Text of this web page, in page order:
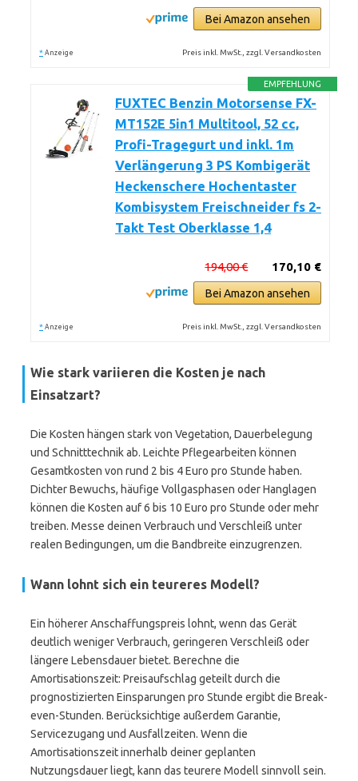
Bei Amazon ansehen
* Anzeige Preis inkl. MwSt., zzgl. Versandkosten
EMPFEHLUNG
FUXTEC Benzin Motorsense FX-
MT152E 5in1 Multitool, 52 cc,
Profi-Tragegurt und inkl. 1m
Verlängerung 3 PS Kombigerät
Heckenschere Hochentaster
Kombisystem Freischneider fs 2-
Takt Test Oberklasse 1,4
170,10 €
194,00 €
Bei Amazon ansehen
* Anzeige Preis inkl. MwSt., zzgl. Versandkosten
Wie stark variieren die Kosten je nach
Einsatzart?
Die Kosten hängen stark von Vegetation, Dauerbelegung
und Schnitttechnik ab. Leichte Pflegearbeiten können
Gesamt­kosten von rund 2 bis 4 Euro pro Stunde haben.
Dichter Bewuchs, häufige Vollgasphasen oder Hanglagen
können die Kosten auf 6 bis 10 Euro pro Stunde oder mehr
treiben. Messe deinen Verbrauch und Verschleiß unter
realen Bedingungen, um die Bandbreite einzugrenzen.
Wann lohnt sich ein teureres Modell?
Ein höherer Anschaffungspreis lohnt, wenn das Gerät
deutlich weniger Verbrauch, geringeren Verschleiß oder
längere Lebensdauer bietet. Berechne die
Amortisationszeit: Preisaufschlag geteilt durch die
prognostizierten Einsparungen pro Stunde ergibt die Break-
even-Stunden. Berücksichtige außerdem Garantie,
Servicezugang und Ausfallzeiten. Wenn die
Amortisationszeit innerhalb deiner geplanten
Nutzungsdauer liegt, kann das teurere Modell sinnvoll sein.